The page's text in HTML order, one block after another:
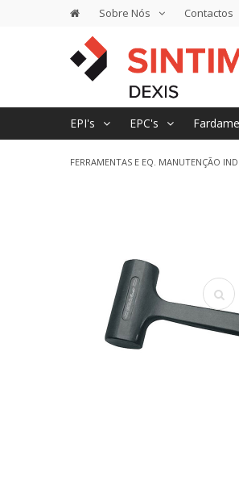
Sobre Nós Contactos
EPI's EPC's
FERRAMENTAS E EQ. MANUTENÇÃO IND.